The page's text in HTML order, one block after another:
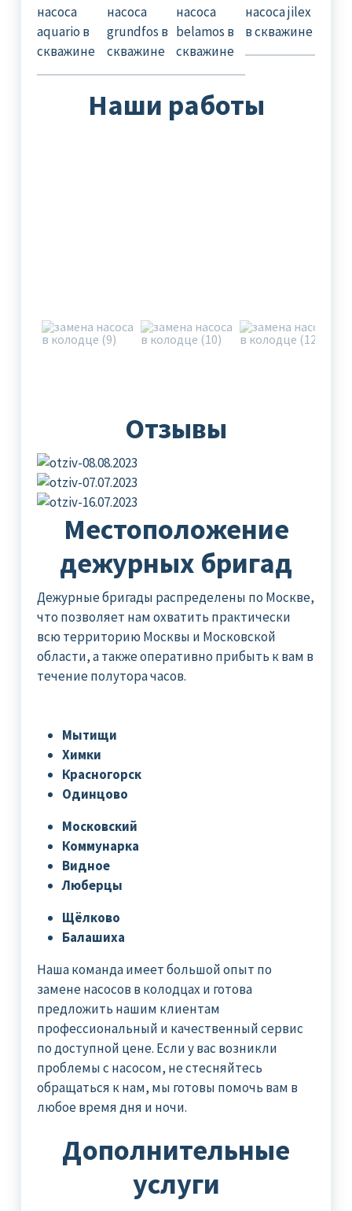
Наши работы
Отзывы
Местоположение
дежурных бригад
Дежурные бригады распределены по Москве,
что позволяет нам охватить практически
всю территорию Москвы и Московской
области, а также оперативно прибыть к вам в
течение полутора часов.
Мытищи
Химки
Красногорск
Одинцово
Московский
Коммунарка
Видное
Люберцы
Щёлково
Балашиха
Наша команда имеет большой опыт по
замене насосов в колодцах и готова
предложить нашим клиентам
профессиональный и качественный сервис
по доступной цене. Если у вас возникли
проблемы с насосом, не стесняйтесь
обращаться к нам, мы готовы помочь вам в
любое время дня и ночи.
Дополнительные
услуги